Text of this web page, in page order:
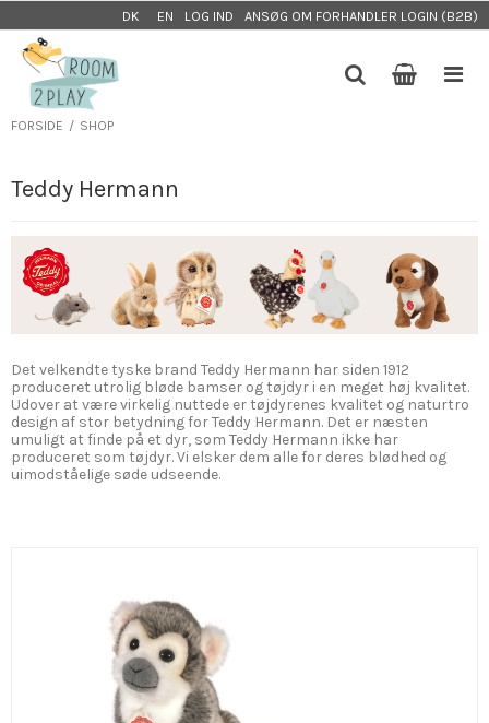
DK EN LOG IND ANSØG OM FORHANDLER LOGIN (B2B)
FORSIDE / SHOP
Teddy Hermann
Det velkendte tyske brand Teddy Hermann har siden 1912
produceret utrolig bløde bamser og tøjdyr i en meget høj kvalitet.
Udover at være virkelig nuttede er tøjdyrenes kvalitet og naturtro
design af stor betydning for Teddy Hermann. Det er næsten
umuligt at finde på et dyr, som Teddy Hermann ikke har
produceret som tøjdyr. Vi elsker dem alle for deres blødhed og
uimodståelige søde udseende.